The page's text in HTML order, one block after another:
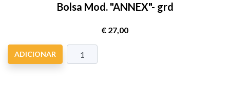
Bolsa Mod. "ANNEX"- grd
€ 27,00
ADICIONAR